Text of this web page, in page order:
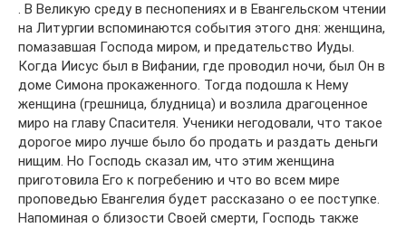
. В Великую среду в песнопениях и в Евангельском чтении
на Литургии вспоминаются события этого дня: женщина,
помазавшая Господа миром, и предательство Иуды.
Когда Иисус был в Вифании, где проводил ночи, был Он в
доме Симона прокаженного. Тогда подошла к Нему
женщина (грешница, блудница) и возлила драгоценное
миро на главу Спасителя. Ученики негодовали, что такое
дорогое миро лучше было бо продать и раздать деньги
нищим. Но Господь сказал им, что этим женщина
приготовила Его к погребению и что во всем мире
проповедью Евангелия будет рассказано о ее поступке.
Напоминая о близости Своей смерти, Господь также